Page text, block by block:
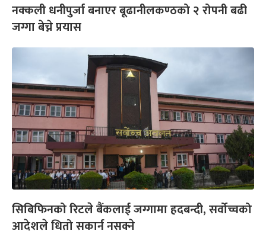
नक्कली धनीपुर्जा बनाएर बूढानीलकण्ठको २ रोपनी बढी
जग्गा बेच्ने प्रयास
सिबिफिनको रिटले बैंकलाई जग्गामा हदबन्दी, सर्वोच्चको
आदेशले धितो सकार्न नसक्ने